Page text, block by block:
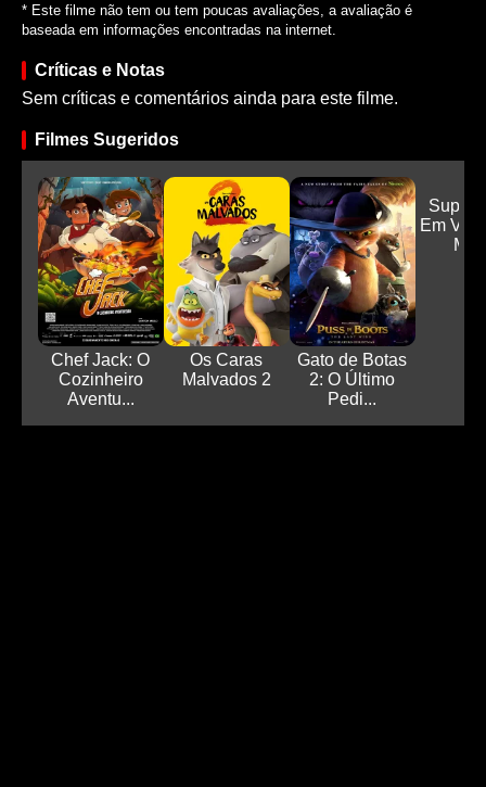
* Este filme não tem ou tem poucas avaliações, a avaliação é
baseada em informações encontradas na internet.
Críticas e Notas
Sem críticas e comentários ainda para este filme.
Filmes Sugeridos
Chef Jack: O
Cozinheiro
Aventu...
Os Caras
Malvados 2
Gato de Botas
2: O Último
Pedi...
Super
Em